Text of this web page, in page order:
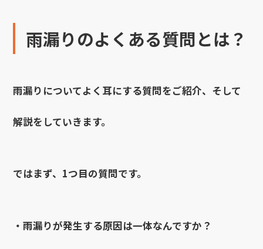
雨漏りのよくある質問とは？
雨漏りについてよく耳にする質問をご紹介、そして
解説をしていきます。
ではまず、1つ目の質問です。
・雨漏りが発生する原因は一体なんですか？